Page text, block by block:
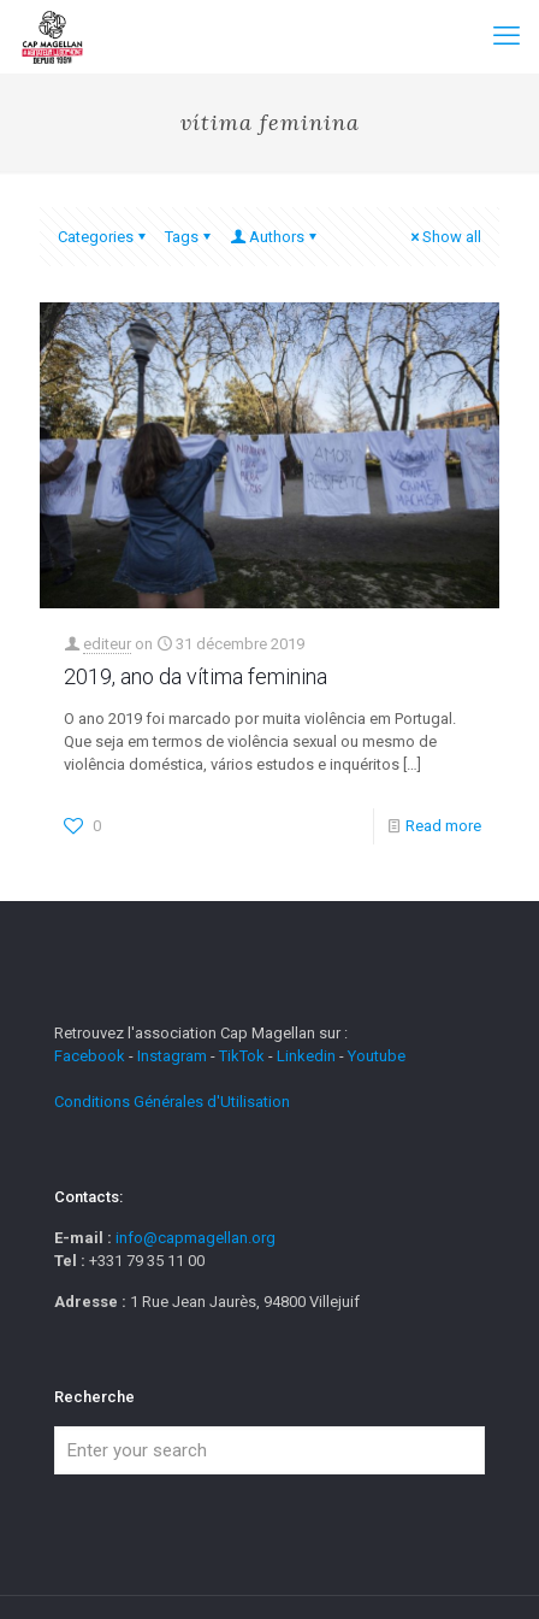
vítima feminina
Categories Tags Authors Show all
editeur on 31 décembre 2019
2019, ano da vítima feminina
O ano 2019 foi marcado por muita violência em Portugal.
Que seja em termos de violência sexual ou mesmo de
violência doméstica, vários estudos e inquéritos […]
0 Read more
Retrouvez l'association Cap Magellan sur :
Facebook - Instagram -TikTok - Linkedin - Youtube
Conditions Générales d'Utilisation
Contacts:
E-mail : info@capmagellan.org
Tel : +331 79 35 11 00
Adresse : 1 Rue Jean Jaurès, 94800 Villejuif
Recherche